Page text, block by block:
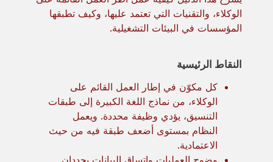
الوكلاء، والتقنيات التي تعتمد عليها، وكيف تطبقها
المؤسسات في البيئات التشغيلية.
النقاط الرئيسية
كل مكوّن في إطار العمل القائم على
الوكلاء، من نماذج اللغة الكبيرة إلى طبقات
التنسيق، يؤدي وظيفة محددة. ويعمل
النظام بمستوى أضعف طبقة فيه من حيث
الاعتمادية.
وضوح العمليات واتساق البيانات يحددان